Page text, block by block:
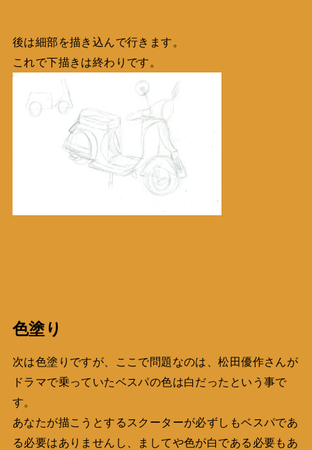
後は細部を描き込んで行きます。
これで下描きは終わりです。
色塗り
次は色塗りですが、ここで問題なのは、松田優作さんが
ドラマで乗っていたベスパの色は白だったという事で
す。
あなたが描こうとするスクーターが必ずしもベスパであ
る必要はありませんし、ましてや色が白である必要もあ